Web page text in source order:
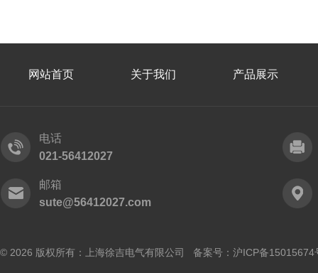
网站首页 关于我们 产品展示
电话
021-56412027
邮箱
sute@56412027.com
© 2026 版权所有：上海徐吉电气有限公司 备案号： 沪ICP备15015674